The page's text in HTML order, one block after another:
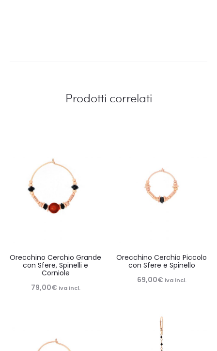
Prodotti correlati
Orecchino Cerchio Grande
con Sfere, Spinelli e
Corniole
79,00€ iva incl.
Orecchino Cerchio Piccolo
con Sfere e Spinello
69,00€ iva incl.